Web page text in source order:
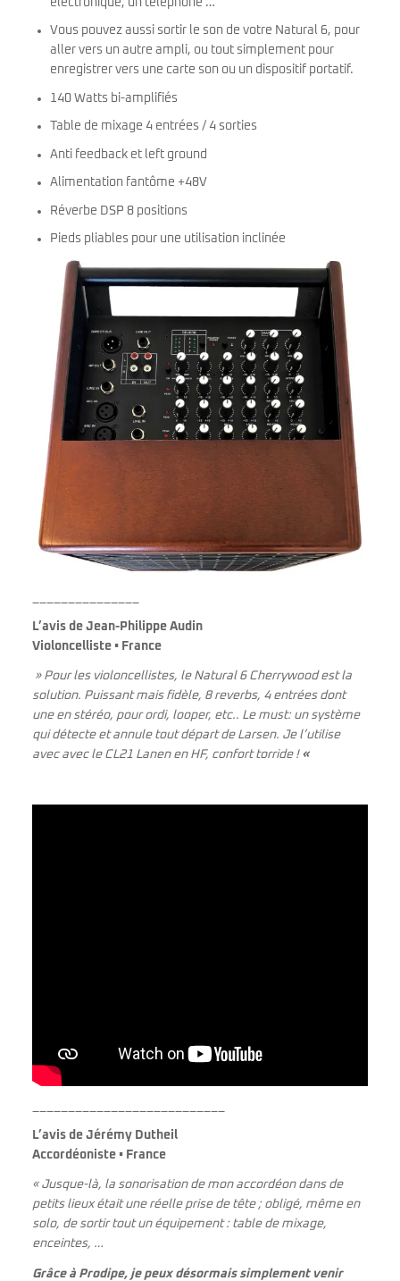
Vous pouvez aussi sortir le son de votre Natural 6, pour
aller vers un autre ampli, ou tout simplement pour
enregistrer vers une carte son ou un dispositif portatif.
140 Watts bi-amplifiés
Table de mixage 4 entrées / 4 sorties
Anti feedback et left ground
Alimentation fantôme +48V
Réverbe DSP 8 positions
Pieds pliables pour une utilisation inclinée
L’avis de Jean-Philippe Audin
Violoncelliste • France
» Pour les violoncellistes, le Natural 6 Cherrywood est la
solution. Puissant mais fidèle, 8 reverbs, 4 entrées dont
une en stéréo, pour ordi, looper, etc.. Le must: un système
qui détecte et annule tout départ de Larsen. Je l’utilise
avec avec le CL21 Lanen en HF, confort torride ! «
L’avis de Jérémy Dutheil
Accordéoniste • France
« Jusque-là, la sonorisation de mon accordéon dans de
petits lieux était une réelle prise de tête ; obligé, même en
solo, de sortir tout un équipement : table de mixage,
enceintes, …
Grâce à Prodipe, je peux désormais simplement venir